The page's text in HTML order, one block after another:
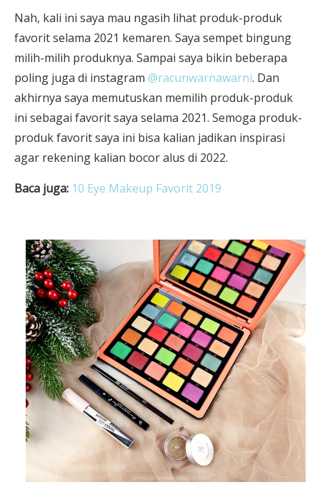
Nah, kali ini saya mau ngasih lihat produk-produk
favorit selama 2021 kemaren. Saya sempet bingung
milih-milih produknya. Sampai saya bikin beberapa
poling juga di instagram @racunwarnawarni. Dan
akhirnya saya memutuskan memilih produk-produk
ini sebagai favorit saya selama 2021. Semoga produk-
produk favorit saya ini bisa kalian jadikan inspirasi
agar rekening kalian bocor alus di 2022.
Baca juga: 10 Eye Makeup Favorit 2019